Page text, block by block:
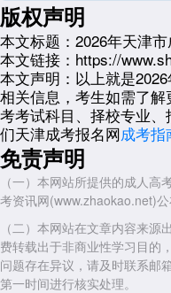
河东区成考考点之一，考场
二、滨海新区及周边区域
滨海新区(塘沽、汉沽、大
塘沽六中(塘沽区)：
曾作为高等教育自学考试考
担成考任务。
汉沽三中(汉沽区)：
汉沽区核心考点，交通便利
大港九中(大港区)：
大港区重要考点，考场设施
东丽区
版权声明
本文标题： 2026年天津
本文链接： https://
本文声明： 以上就是
相关信息，考生如需了
考考试科目、择校专业
们天津成考报名网成考指
免责声明
（一）本网站所提供的成人
考资讯网(www.zhaokao.net)公
（二）本网站在文章内容来
费转载出于非商业性学习目的
问题存在异议，请及时联系邮
第一时间进行核实处理。